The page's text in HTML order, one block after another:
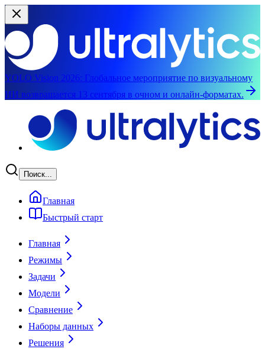
YOLO Vision 2026: Глобальное мероприятие по визуальному
ИИ возвращается 13 сентября в очном и онлайн-форматах.
Поиск...
Главная
Быстрый старт
Главная
Режимы
Задачи
Модели
Сравнение
Наборы данных
Решения